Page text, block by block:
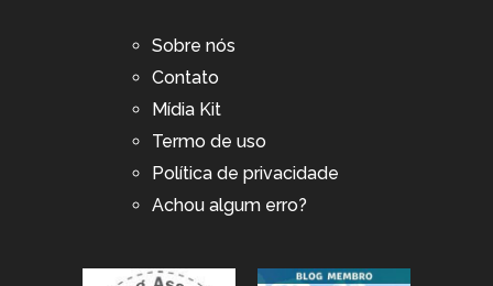
Sobre nós
Contato
Mídia Kit
Termo de uso
Política de privacidade
Achou algum erro?